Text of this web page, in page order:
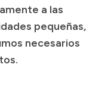
a las
pequeñas,
necesarios